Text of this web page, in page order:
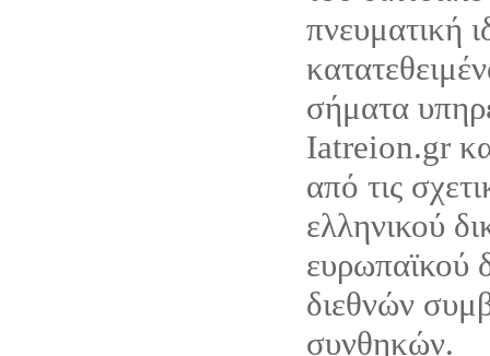
πνευματική
σήματα
Iatreion.gr
από τις
ελληνικού
ευρωπαϊκού
διεθνών
συνθηκών.